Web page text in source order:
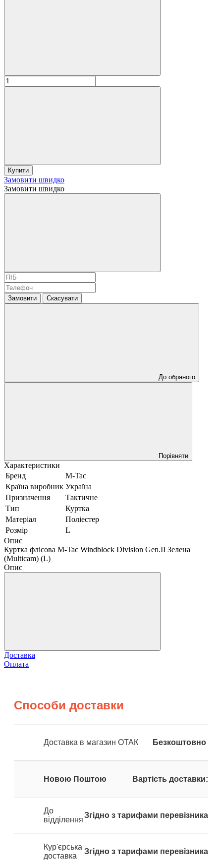
Купити
Замовити швидко
Замовити швидко
Замовити Скасувати
До обраного
Порівняти
Характеристики
Бренд
M-Tac
Країна виробник Україна
Призначення
Тактичне
Тип
Куртка
Матеріал
Поліестер
Розмір
L
Опис
Куртка флісова M-Tac Windblock Division Gen.II Зелена
(Multicam) (L)
Опис
Доставка
Оплата
Способи доставки
Доставка в магазин ОТАК Безкоштовно
Новою Поштою Вартість доставки:
До
відділення
Згідно з тарифами перевізника
Кур'єрська
доставка
Згідно з тарифами перевізника